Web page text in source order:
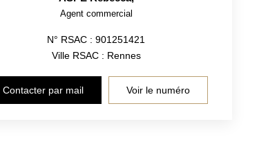
Agent commercial
N° RSAC : 901251421
Ville RSAC : Rennes
Contacter par mail Voir le numéro